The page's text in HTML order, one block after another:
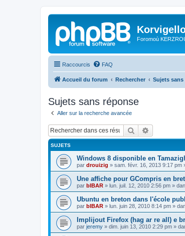
Foromoù
Raccourcis FAQ
Accueil du forum Rechercher Sujets sans
Sujets sans réponse
Aller sur la recherche avancée
Rechercher
SUJETS
Windows 8 disponible en
par drouizig » sam. févr. 16, 2013 9:17 pm
Une affiche pour GCompris en
par bIBAR » lun. juil. 12, 2010 2:56 pm »
Ubuntu en breton dans l'école
par bIBAR » lun. juin 28, 2010 8:14 pm »
Implijout Firefox (hag ar re all) e
par jeremy » dim. juin 13, 2010 2:29 pm »